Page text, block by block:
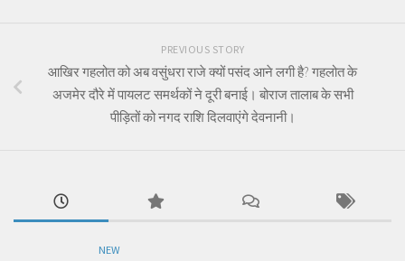
PREVIOUS STORY
आखिर गहलोत को अब वसुंधरा राजे क्यों पसंद आने लगी है? गहलोत के
अजमेर दौरे में पायलट समर्थकों ने दूरी बनाई। बोराज तालाब के सभी
पीड़ितों को नगद राशि दिलवाएंगे देवनानी।
NEW